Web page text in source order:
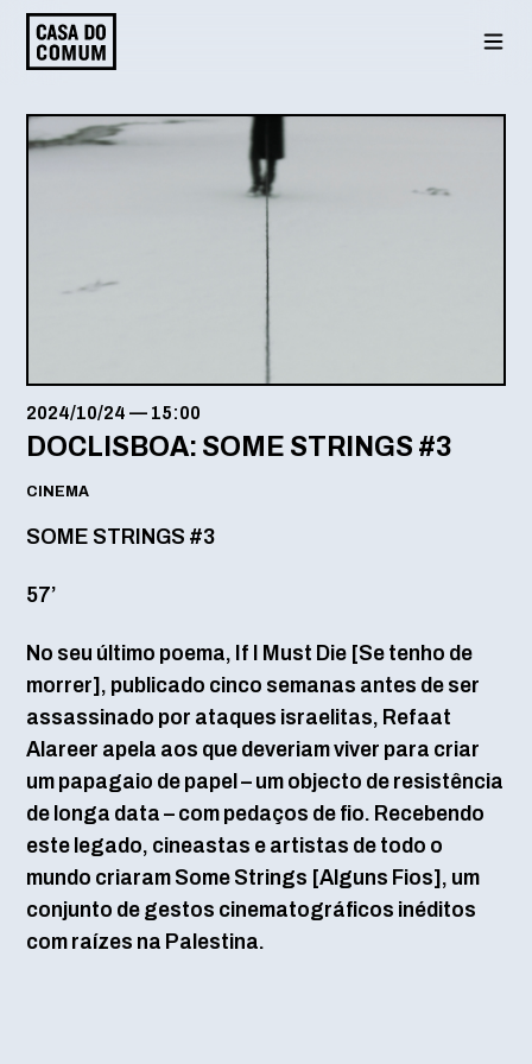
Saltar
para
conteúdo
2024/10/24 — 15:00
DOCLISBOA: SOME STRINGS #3
CINEMA
SOME STRINGS #3
57’
No seu último poema, If I Must Die [Se tenho de
morrer], publicado cinco semanas antes de ser
assassinado por ataques israelitas, Refaat
Alareer apela aos que deveriam viver para criar
um papagaio de papel – um objecto de resistência
de longa data – com pedaços de fio. Recebendo
este legado, cineastas e artistas de todo o
mundo criaram Some Strings [Alguns Fios], um
conjunto de gestos cinematográficos inéditos
com raízes na Palestina.